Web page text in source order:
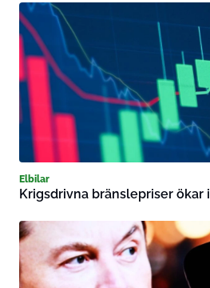
Elbilar
Krigsdrivna bränslepriser